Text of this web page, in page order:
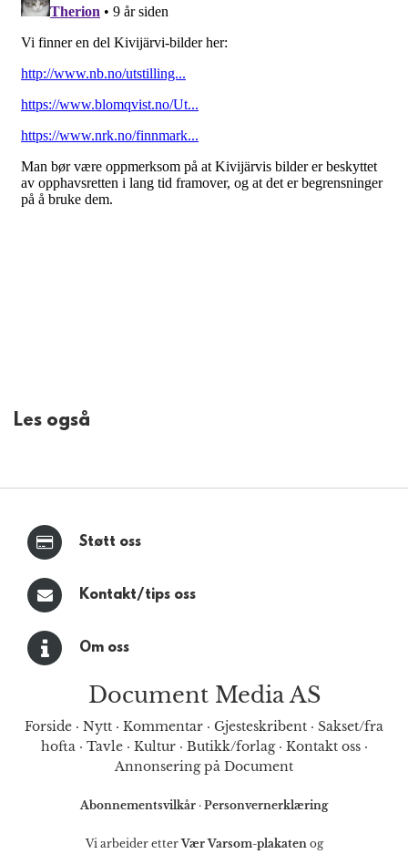
Les også
Støtt oss
Kontakt/tips oss
Om oss
Document Media AS
Forside · Nytt · Kommentar · Gjesteskribent · Sakset/fra
hofta· Tavle· Kultur· Butikk/forlag· Kontakt oss·
Annonsering på Document
Abonnementsvilkår · Personvernerklæring
Vi arbeider etterVær Varsom-plakaten og